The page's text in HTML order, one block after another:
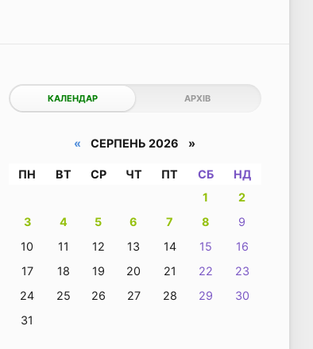
КАЛЕНДАР АРХІВ
« СЕРПЕНЬ 2026 »
ПН ВТ СР ЧТ ПТ СБ
НД
1
2
3
4 5 6 7 8
9
10
11 12 13 14 15
16
17
18 19 20 21 22
23
24
25 26 27 28 29
30
31